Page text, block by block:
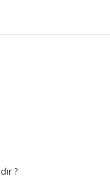
?